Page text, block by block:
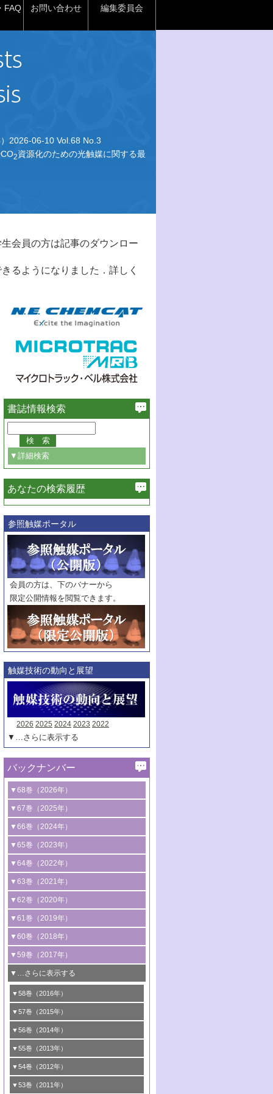
FAQ お問い合わせ 編集委員会
2026-06-10 Vol.68 No.3
2資源化のための光触媒に関する最
会員の方は記事のダウンロー
るようになりました．詳しく
書誌情報検索
▼詳細検索
必ず含む
巻・号指定
巻
号
範囲指定
巻
号～
巻
号
触媒年鑑
年度
記事種別
マーク：
マークあり
あなたの検索履歴
参照触媒ポータル
会員の方は、下のバナーから
限定公開情報を閲覧できます。
触媒技術の動向と展望
2026 2025 2024 2023 2022
▼…さらに表示する
バックナンバー
▼68巻（2026年）
1号 過酸化水素合成に関する研究動向
2号 コンピューター技術により加速する
触媒開発
3号 有機分子変換やCO 資源化のための
光触媒に関する最近の研究
B号 第137回触媒討論会（2026年）
▼67巻（2025年）
1号 CO
水素化によるグリーン燃料/グリ
ーンケミカル製造
2号 水素製造のための水分解技術に関す
る最近の研究
3号 オレフィン系樹脂の精密合成に関す
る最新技術
4号 アルコール類の効率的変換を実現す
る非貴金属触媒の研究動向
5号 ゼオライトの合成と応用における研
究動向
6号 ヘテロ接合界面
B号 第135回触媒討論会（2025年）
▼66巻（2024年）
1号 低次元ナノ構造を有する触媒材料
2号 規制反応場を活用した固体触媒研究
の新展開
3号 未踏分子変換を目指した酸化触媒プ
ロセスの最前線
4号 シンクロトロン放射光および中性子
線を利用した触媒解析技術の最先端
5号 単原子触媒
6号 参照触媒委員会からのお知らせ
B号 第133回触媒討論会（2023年）
▼65巻（2023年）
1号 炭素が関わる触媒機能
2号 プラスチックケミカルリサイクルの
ための触媒技術
3号 非酸化物系金属化合物を基盤とした
触媒材料の開発
4号 格子酸素・格子酸素欠陥を利用した
触媒反応
5号 生体触媒によるエネルギー変換反応
6号 窒素とリンの循環のための触媒・機
能性材料
B号 第131回触媒討論会（2023年）
▼64巻（2022年）
1号 合成ガス製造とCOを用いるケミカル
ズ合成の最新動向
2号 化学品合成のための合金触媒開発
3号 CO の排出削減および有効活用のた
めの触媒技術
4号 若手による情報発信企画～とびたて
若き触媒の研究者たち～（1）
5号 若手による情報発信企画～とびたて
若き触媒の研究者たち～（2）
6号 石油のノーブル・ユースを志向した
触媒技術
B号 第129回触媒討論会（2022年・京都
大学：オンライン・対面開催）
▼63巻（2021年）
1号 金触媒の新展開
2号 ペロブスカイト
3号 特殊反応場を利用した触媒的分子変
換反応
4号 多孔質材料を用いた触媒の新展開
5号 情報学的手法を用いた触媒開発
6号 カーボンニュートラルに向けた電解
技術
B号 第127回触媒討論会（2021年・オン
ライン開催(Zoom)のみ）
▼62巻（2020年）
1号 触媒設計を拓く欠陥構造のキャラク
タリゼーション
2号 機能化学品製造に資するクリーンな
触媒的酸化反応
3号 水処理のための触媒化学
4号 光触媒を用いた水分解の最新の研究
動向
5号 次世代の触媒プロセスを支えるマイ
クロ波
6号 メタン転換技術の最新動向
B号 第125回触媒討論会（2020年・工学
院大学）
▼61巻（2019年）
1号 物質移動制御に着目した触媒プロセ
ス開発
2号 CO2 フリー水素サプライチェーンに
関わる触媒開発動向
3号 精密高分子合成に関する最近の研究
動向
4号 バイオマス化成品製造のための触媒
5号 固体触媒による含窒素有機化合物変
換の最前線
6号 貴金属使用量低減に向けた自動車排
▼60巻（2018年）
1号 固体酸触媒の最新の研究動向
2号 二酸化炭素からの有用化学品合成
3号 ナノ粒子・クラスター触媒の最前線
4号 60周年記念企画
5号 進化するゼオライト合成技術
6号 非貴金属系触媒における電気化学的
酸素還元反応
B号 第121回触媒討論会（2018年・東京
大学）
▼59巻（2017年）
1号 いたるところに，触媒
2号 機能性材料の局所構造解析のための
最先端技術
3号 無機分離膜材料の開発と触媒反応プ
ロセスへの適用
4号 触媒研究における計算科学の利用
5号 水素のふるまいを解き明かす最先端
研究
▼…さらに表示する
▼58巻（2016年）
1号 ユニークな構造の高分子を生み出す触
2号 リグニンからの化成品製造に向けた触
3号 触媒研究の最先端～とびたて若き研究
者たち～（1）
▼57巻（2015年）
1号 水素キャリアにかかわる触媒技術の新
2号 石油精製用触媒の最近の進展
3号 固体酸化物形燃料電池（SOFC）におけ
るアノード触媒上での燃料直接改質技術
▼56巻（2014年）
1号 特殊環境場を利用した材料合成
2号 光触媒反応機構に関する最新の研究動
向
▼55巻（2013年）
1号 高耐久性燃料電池システム用触媒にお
▼54巻（2012年）
1号 規則性多孔体の利用技術における最近
▼53巻（2011年）